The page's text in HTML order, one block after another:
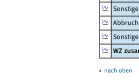
WZ
▴ nach oben